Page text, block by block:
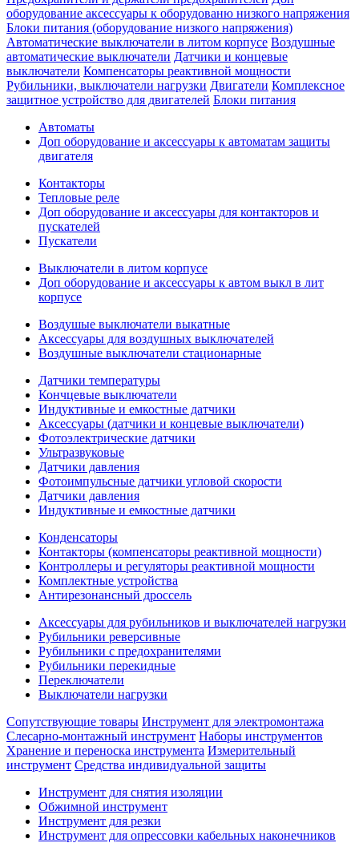
оборудование аксессуары к оборудованю низкого напряжения
Блоки питания (оборудование низкого напряжения)
Автоматические выключатели в литом корпусе Воздушные
автоматические выключатели Датчики и концевые
выключатели Компенсаторы реактивной мощности
Рубильники, выключатели нагрузки Двигатели Комплексное
защитное устройство для двигателей Блоки питания
Автоматы
Доп оборудование и аксессуары к автоматам защиты
двигателя
Контакторы
Тепловые реле
Доп оборудование и аксессуары для контакторов и
пускателей
Пускатели
Выключатели в литом корпусе
Доп оборудование и аксессуары к автом выкл в лит
корпусе
Воздушые выключатели выкатные
Аксессуары для воздушных выключателей
Воздушные выключатели стационарные
Датчики температуры
Кончцевые выключатели
Индуктивные и емкостные датчики
Аксессуары (датчики и концевые выключатели)
Фотоэлектрические датчики
Ультразвуковые
Датчики давления
Фотоимпульсные датчики угловой скорости
Датчики давления
Индуктивные и емкостные датчики
Конденсаторы
Контакторы (компенсаторы реактивной мощности)
Контроллеры и регуляторы реактивной мощности
Комплектные устройства
Антирезонансный дроссель
Аксессуары для рубильников и выключателей нагрузки
Рубильники реверсивные
Рубильники с предохранителями
Рубильники перекидные
Переключатели
Выключатели нагрузки
Сопутствующие товары Инструмент для электромонтажа
Слесарно-монтажный инструмент Наборы инструментов
Хранение и переноска инструмента Измерительный
инструмент Средства индивидуальной защиты
Инструмент для снятия изоляции
Обжимной инструмент
Инструмент для резки
Инструмент для опрессовки кабельных наконечников